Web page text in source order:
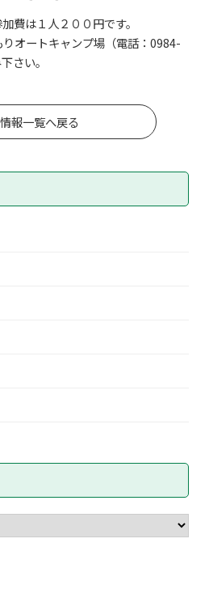
費は１人２００円です。
オートキャンプ場（電話：0984-
さい。
報一覧へ戻る